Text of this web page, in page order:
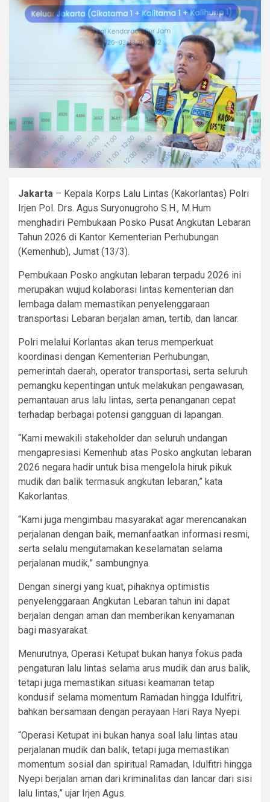
Jakarta – Kepala Korps Lalu Lintas (Kakorlantas) Polri
Irjen Pol. Drs. Agus Suryonugroho S.H., M.Hum
menghadiri Pembukaan Posko Pusat Angkutan Lebaran
Tahun 2026 di Kantor Kementerian Perhubungan
(Kemenhub), Jumat (13/3).
Pembukaan Posko angkutan lebaran terpadu 2026 ini
merupakan wujud kolaborasi lintas kementerian dan
lembaga dalam memastikan penyelenggaraan
transportasi Lebaran berjalan aman, tertib, dan lancar.
Polri melalui Korlantas akan terus memperkuat
koordinasi dengan Kementerian Perhubungan,
pemerintah daerah, operator transportasi, serta seluruh
pemangku kepentingan untuk melakukan pengawasan,
pemantauan arus lalu lintas, serta penanganan cepat
terhadap berbagai potensi gangguan di lapangan.
“Kami mewakili stakeholder dan seluruh undangan
mengapresiasi Kemenhub atas Posko angkutan lebaran
2026 negara hadir untuk bisa mengelola hiruk pikuk
mudik dan balik termasuk angkutan lebaran,” kata
Kakorlantas.
“Kami juga mengimbau masyarakat agar merencanakan
perjalanan dengan baik, memanfaatkan informasi resmi,
serta selalu mengutamakan keselamatan selama
perjalanan mudik,” sambungnya.
Dengan sinergi yang kuat, pihaknya optimistis
penyelenggaraan Angkutan Lebaran tahun ini dapat
berjalan dengan aman dan memberikan kenyamanan
bagi masyarakat.
Menurutnya, Operasi Ketupat bukan hanya fokus pada
pengaturan lalu lintas selama arus mudik dan arus balik,
tetapi juga memastikan situasi keamanan tetap
kondusif selama momentum Ramadan hingga Idulfitri,
bahkan bersamaan dengan perayaan Hari Raya Nyepi.
“Operasi Ketupat ini bukan hanya soal lalu lintas atau
perjalanan mudik dan balik, tetapi juga memastikan
momentum sosial dan spiritual Ramadan, Idulfitri hingga
Nyepi berjalan aman dari kriminalitas dan lancar dari sisi
lalu lintas,” ujar Irjen Agus.